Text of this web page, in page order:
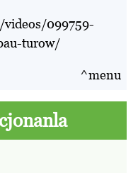
099759-
turow/
^menu